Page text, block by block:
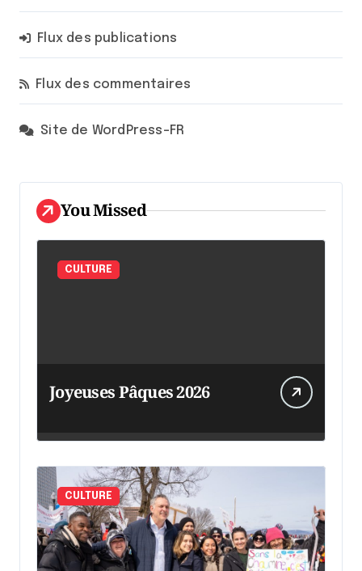
Flux des publications
Flux des commentaires
Site de WordPress-FR
You Missed
CULTURE
Joyeuses Pâques 2026
CULTURE